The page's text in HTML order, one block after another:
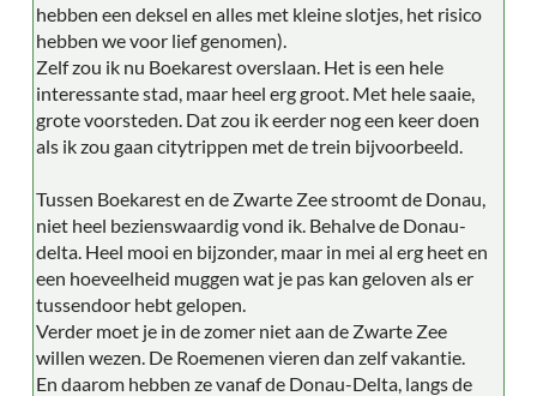
hebben een deksel en alles met kleine slotjes, het risico
hebben we voor lief genomen).
Zelf zou ik nu Boekarest overslaan. Het is een hele
interessante stad, maar heel erg groot. Met hele saaie,
grote voorsteden. Dat zou ik eerder nog een keer doen
als ik zou gaan citytrippen met de trein bijvoorbeeld.
Tussen Boekarest en de Zwarte Zee stroomt de Donau,
niet heel bezienswaardig vond ik. Behalve de Donau-
delta. Heel mooi en bijzonder, maar in mei al erg heet en
een hoeveelheid muggen wat je pas kan geloven als er
tussendoor hebt gelopen.
Verder moet je in de zomer niet aan de Zwarte Zee
willen wezen. De Roemenen vieren dan zelf vakantie.
En daarom hebben ze vanaf de Donau-Delta, langs de